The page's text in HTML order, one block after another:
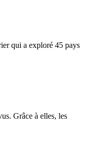
qui a exploré 45 pays
Grâce à elles, les